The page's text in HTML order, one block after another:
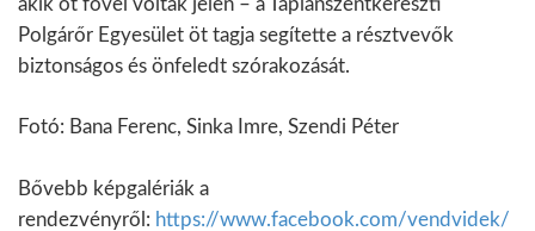
Polgárőr Egyesület öt tagja segítette a résztvevők
biztonságos és önfeledt szórakozását.
Fotó: Bana Ferenc, Sinka Imre, Szendi Péter
Bővebb képgalériák a
rendezvényről: https://www.facebook.com/vendvidek/